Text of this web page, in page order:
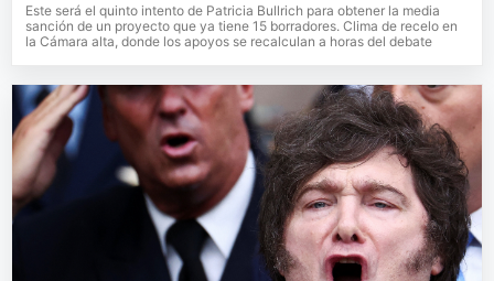
Este será el quinto intento de Patricia Bullrich para obtener la media
sanción de un proyecto que ya tiene 15 borradores. Clima de recelo en
la Cámara alta, donde los apoyos se recalculan a horas del debate